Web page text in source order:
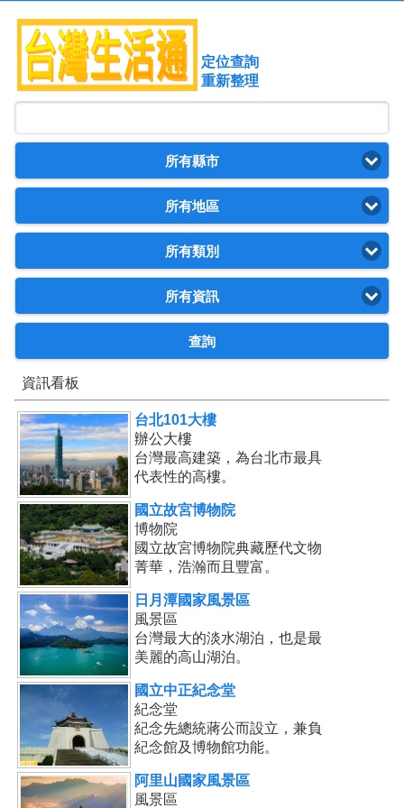
定位查詢
重新整理
所有縣市
所有地區
所有類別
所有資訊
查詢
資訊看板
台北101大樓
辦公大樓
台灣最高建築，為台北市最具
代表性的高樓。
國立故宮博物院
博物院
國立故宮博物院典藏歷代文物
菁華，浩瀚而且豐富。
日月潭國家風景區
風景區
台灣最大的淡水湖泊，也是最
美麗的高山湖泊。
國立中正紀念堂
紀念堂
紀念先總統蔣公而設立，兼負
紀念館及博物館功能。
阿里山國家風景區
風景區